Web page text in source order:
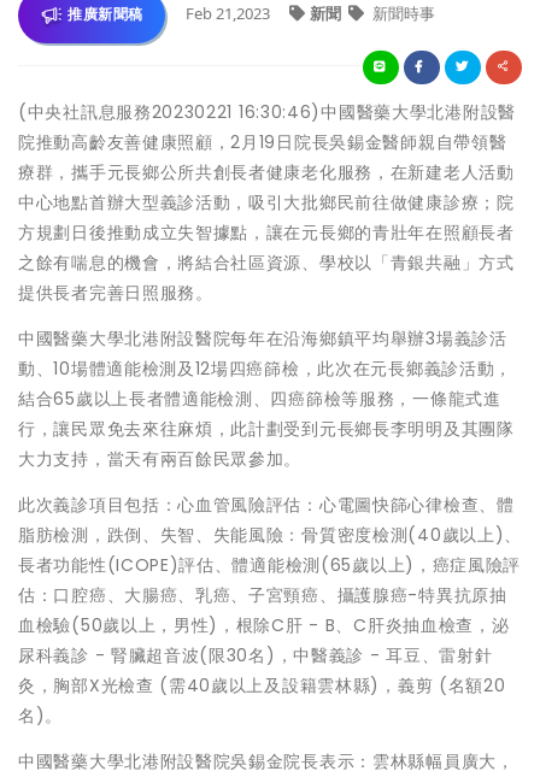
推廣新聞稿 Feb 21,2023 新聞 新聞時事
(中央社訊息服務20230221 16:30:46)中國醫藥大學北港附設醫
院推動高齡友善健康照顧，2月19日院長吳錫金醫師親自帶領醫
療群，攜手元長鄉公所共創長者健康老化服務，在新建老人活動
中心地點首辦大型義診活動，吸引大批鄉民前往做健康診療；院
方規劃日後推動成立失智據點，讓在元長鄉的青壯年在照顧長者
之餘有喘息的機會，將結合社區資源、學校以「青銀共融」方式
提供長者完善日照服務。
中國醫藥大學北港附設醫院每年在沿海鄉鎮平均舉辦3場義診活
動、10場體適能檢測及12場四癌篩檢，此次在元長鄉義診活動，
結合65歲以上長者體適能檢測、四癌篩檢等服務，一條龍式進
行，讓民眾免去來往麻煩，此計劃受到元長鄉長李明明及其團隊
大力支持，當天有兩百餘民眾參加。
此次義診項目包括：心血管風險評估：心電圖快篩心律檢查、體
脂肪檢測，跌倒、失智、失能風險：骨質密度檢測(40歲以上)、
長者功能性(ICOPE)評估、體適能檢測(65歲以上)，癌症風險評
估：口腔癌、大腸癌、乳癌、子宮頸癌、攝護腺癌-特異抗原抽
血檢驗(50歲以上，男性)，根除C肝 - B、C肝炎抽血檢查，泌
尿科義診 - 腎臟超音波(限30名)，中醫義診 - 耳豆、雷射針
灸，胸部X光檢查 (需40歲以上及設籍雲林縣)，義剪 (名額20
名)。
中國醫藥大學北港附設醫院吳錫金院長表示：雲林縣幅員廣大，